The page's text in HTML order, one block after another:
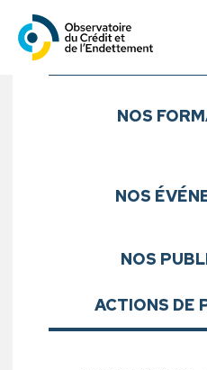
Observatoire
Sous-menu
NOS
NOS
NOS
ACTIONS DE